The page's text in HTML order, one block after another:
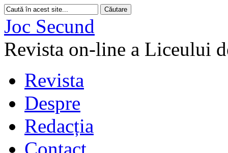
Joc Secund
Revista on-line a Liceului
Revista
Despre
Redacția